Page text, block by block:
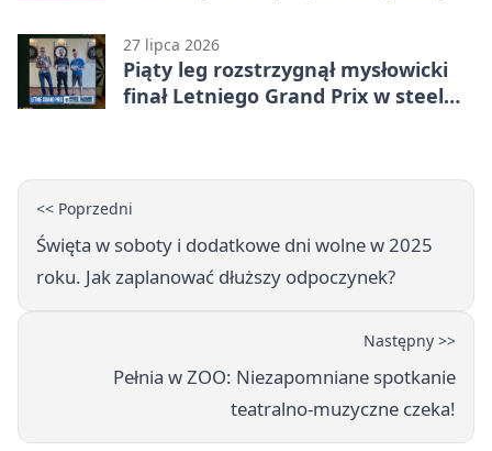
27 lipca 2026
Piąty leg rozstrzygnął mysłowicki
finał Letniego Grand Prix w steel
<< Poprzedni
Święta w soboty i dodatkowe dni wolne w 2025
roku. Jak zaplanować dłuższy odpoczynek?
Następny >>
Pełnia w ZOO: Niezapomniane spotkanie
teatralno-muzyczne czeka!